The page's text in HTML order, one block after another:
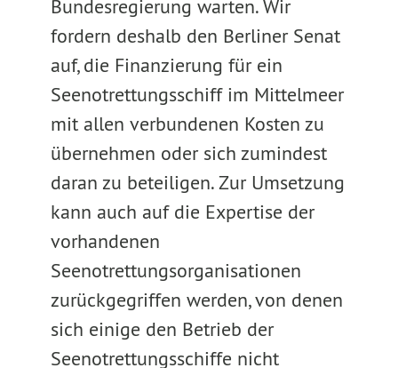
Bundesregierung warten. Wir
fordern deshalb den Berliner Senat
auf, die Finanzierung für ein
Seenotrettungsschiff im Mittelmeer
mit allen verbundenen Kosten zu
übernehmen oder sich zumindest
daran zu beteiligen. Zur Umsetzung
kann auch auf die Expertise der
vorhandenen
Seenotrettungsorganisationen
zurückgegriffen werden, von denen
sich einige den Betrieb der
Seenotrettungsschiffe nicht